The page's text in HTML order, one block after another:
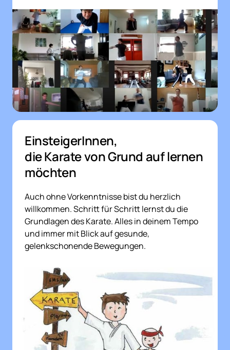
EinsteigerInnen,
die Karate von Grund auf lernen
möchten
Auch ohne Vorkenntnisse bist du herzlich
willkommen. Schritt für Schritt lernst du die
Grundlagen des Karate. Alles in deinem Tempo
und immer mit Blick auf gesunde,
gelenkschonende Bewegungen.